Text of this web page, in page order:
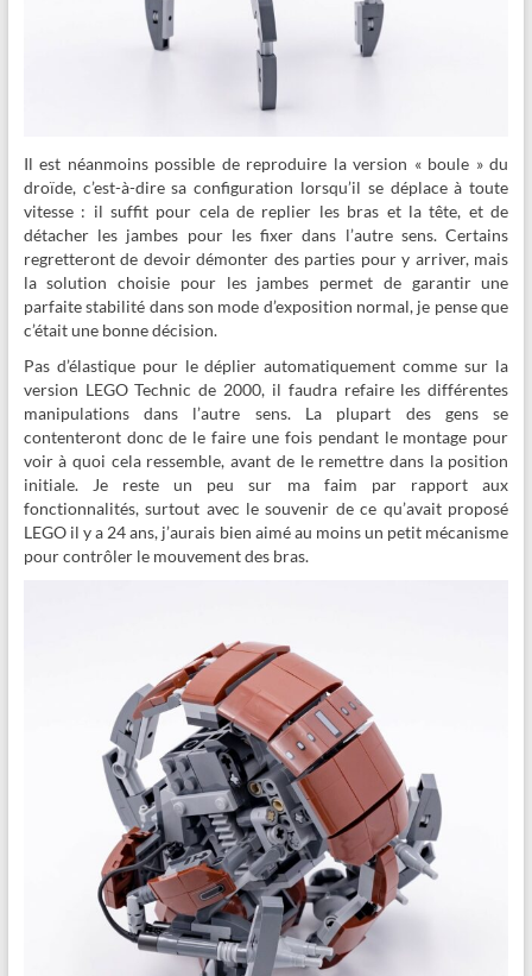
Il est néanmoins possible de reproduire la version « boule » du
droïde, c’est-à-dire sa configuration lorsqu’il se déplace à toute
vitesse : il suffit pour cela de replier les bras et la tête, et de
détacher les jambes pour les fixer dans l’autre sens. Certains
regretteront de devoir démonter des parties pour y arriver, mais
la solution choisie pour les jambes permet de garantir une
parfaite stabilité dans son mode d’exposition normal, je pense que
c’était une bonne décision.
Pas d’élastique pour le déplier automatiquement comme sur la
version LEGO Technic de 2000, il faudra refaire les différentes
manipulations dans l’autre sens. La plupart des gens se
contenteront donc de le faire une fois pendant le montage pour
voir à quoi cela ressemble, avant de le remettre dans la position
initiale. Je reste un peu sur ma faim par rapport aux
fonctionnalités, surtout avec le souvenir de ce qu’avait proposé
LEGO il y a 24 ans, j’aurais bien aimé au moins un petit mécanisme
pour contrôler le mouvement des bras.